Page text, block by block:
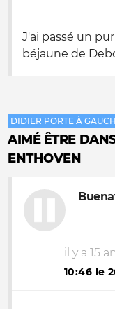
J'ai passé un
béjaune de
DIDIER PORTE À
AIMÉ ÊTRE
ENTHOVEN
il y a 15
10:46 le